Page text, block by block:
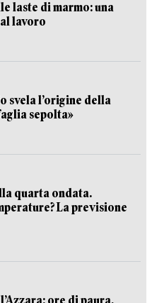
laste di marmo: una
lavoro
svela l’origine della
sepolta»
quarta ondata.
La previsione